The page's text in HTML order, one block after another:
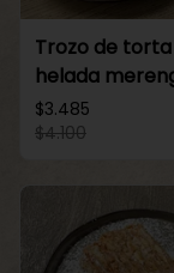
Trozo de torta
helada
lucuma
$3.485
$4.100